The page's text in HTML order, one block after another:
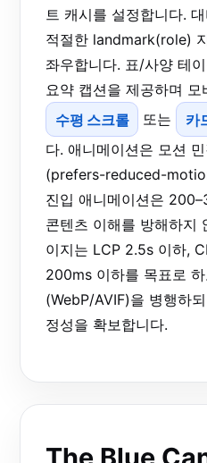
트 캐시를 설정합니다.
적절한 landmark(role)
좌우합니다. 표/사양 테
요약 캡션을 제공하며 모
수평 스크롤
또는 카
다. 애니메이션은 모션
(prefers-reduced-
진입 애니메이션은
콘텐츠 이해를 방해하지
이지는 LCP 2.5s 이하,
200ms 이하를 목표로
(WebP/AVIF)을 병행하
정성을 확보합니다.